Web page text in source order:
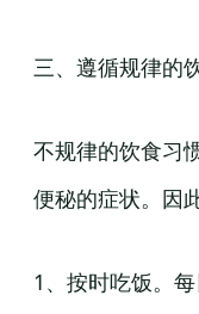
三、遵循规律的
不规律的饮食习
便秘的症状。因
1、按时吃饭。